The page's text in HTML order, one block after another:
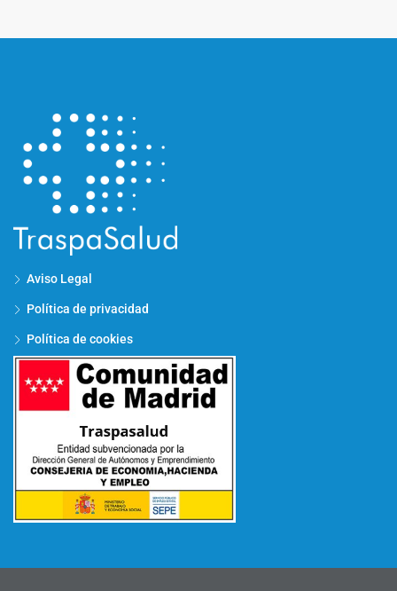
Aviso Legal
Política de privacidad
Política de cookies